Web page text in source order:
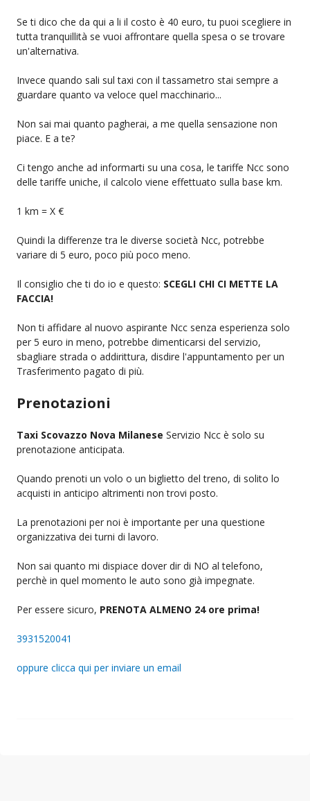
Se ti dico che da qui a li il costo è 40 euro, tu puoi scegliere in
tutta tranquillità se vuoi affrontare quella spesa o se trovare
un'alternativa.
Invece quando sali sul taxi con il tassametro stai sempre a
guardare quanto va veloce quel macchinario...
Non sai mai quanto pagherai, a me quella sensazione non
piace. E a te?
Ci tengo anche ad informarti su una cosa, le tariffe Ncc sono
delle tariffe uniche, il calcolo viene effettuato sulla base km.
1 km = X €
Quindi la differenze tra le diverse società Ncc, potrebbe
variare di 5 euro, poco più poco meno.
Il consiglio che ti do io e questo: SCEGLI CHI CI METTE LA
FACCIA!
Non ti affidare al nuovo aspirante Ncc senza esperienza solo
per 5 euro in meno, potrebbe dimenticarsi del servizio,
sbagliare strada o addirittura, disdire l'appuntamento per un
Trasferimento pagato di più.
Prenotazioni
Taxi Scovazzo Nova Milanese Servizio Ncc è solo su
prenotazione anticipata.
Quando prenoti un volo o un biglietto del treno, di solito lo
acquisti in anticipo altrimenti non trovi posto.
La prenotazioni per noi è importante per una questione
organizzativa dei turni di lavoro.
Non sai quanto mi dispiace dover dir di NO al telefono,
perchè in quel momento le auto sono già impegnate.
Per essere sicuro, PRENOTA ALMENO 24 ore prima!
3931520041
oppure clicca qui per inviare un email